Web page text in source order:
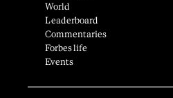
World
Leaderboard
Commentaries
Forbes life
Events